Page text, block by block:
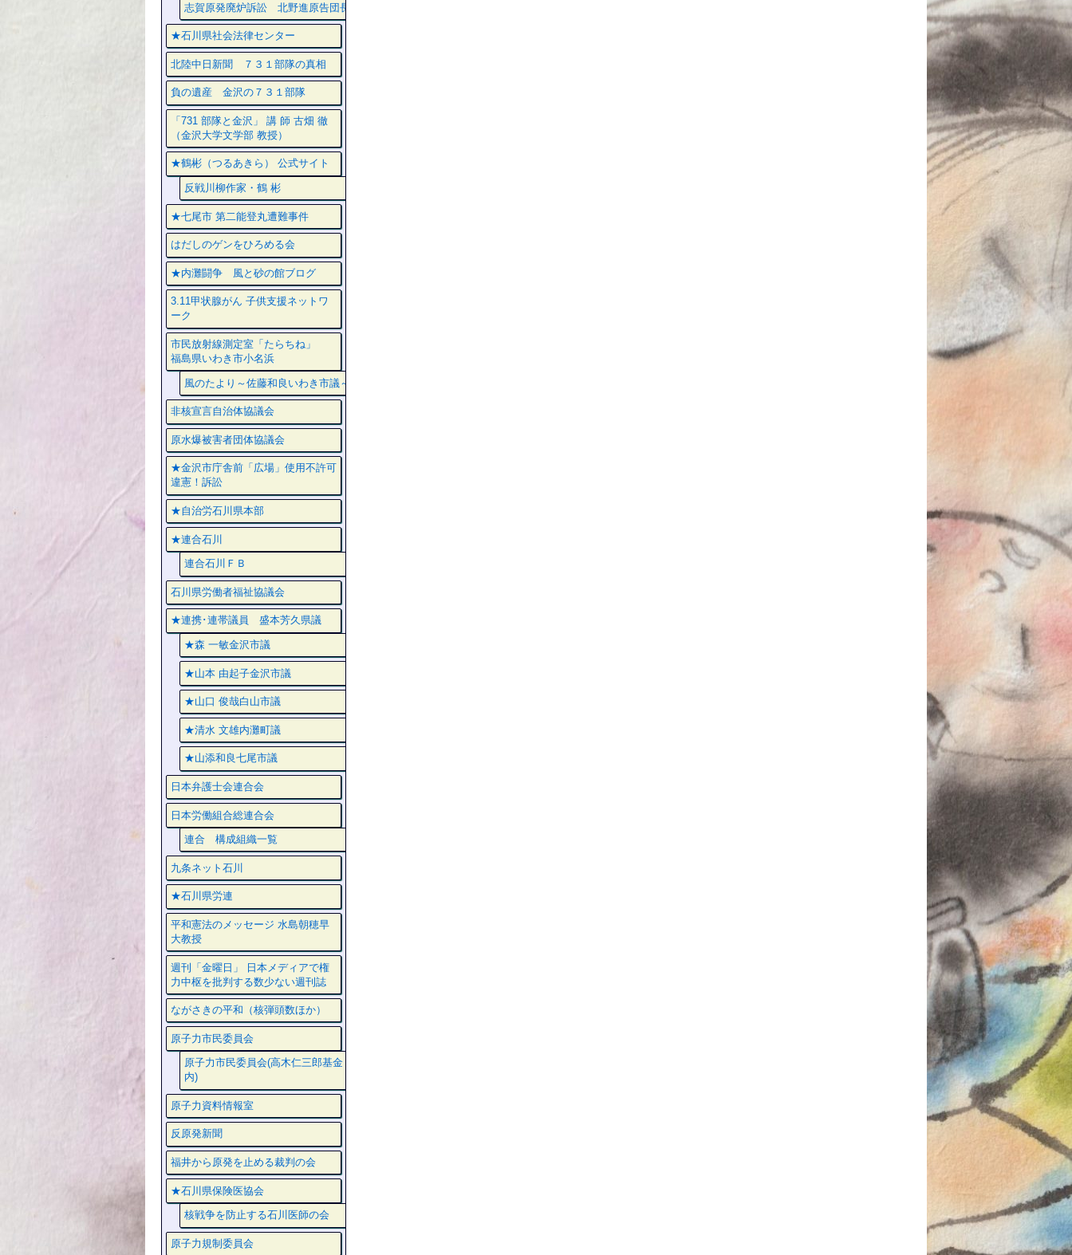
志賀原発廃炉訴訟 北野進原告団長
★石川県社会法律センター
北陸中日新聞 ７３１部隊の真相
負の遺産 金沢の７３１部隊
「731 部隊と金沢」 講 師 古畑 徹
（金沢大学文学部 教授）
★鶴彬（つるあきら） 公式サイト
反戦川柳作家・鶴 彬
★七尾市 第二能登丸遭難事件
はだしのゲンをひろめる会
★内灘闘争 風と砂の館ブログ
3.11甲状腺がん 子供支援ネットワ
ーク
市民放射線測定室「たらちね」
福島県いわき市小名浜
風のたより～佐藤和良いわき市議～
非核宣言自治体協議会
原水爆被害者団体協議会
★金沢市庁舎前「広場」使用不許可
違憲！訴訟
★自治労石川県本部
★連合石川
連合石川ＦＢ
石川県労働者福祉協議会
★連携･連帯議員 盛本芳久県議
★森 一敏金沢市議
★山本 由起子金沢市議
★山口 俊哉白山市議
★清水 文雄内灘町議
★山添和良七尾市議
日本弁護士会連合会
日本労働組合総連合会
連合 構成組織一覧
九条ネット石川
★石川県労連
平和憲法のメッセージ 水島朝穂早
大教授
週刊「金曜日」 日本メディアで権
力中枢を批判する数少ない週刊誌
ながさきの平和（核弾頭数ほか）
原子力市民委員会
原子力市民委員会(高木仁三郎基金
内)
原子力資料情報室
反原発新聞
福井から原発を止める裁判の会
★石川県保険医協会
核戦争を防止する石川医師の会
原子力規制委員会